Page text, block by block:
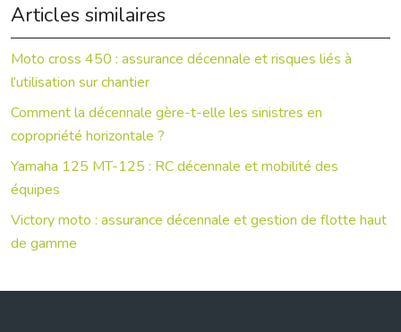
Articles similaires
Moto cross 450 : assurance décennale et risques liés à
l’utilisation sur chantier
Comment la décennale gère-t-elle les sinistres en
copropriété horizontale ?
Yamaha 125 MT-125 : RC décennale et mobilité des
équipes
Victory moto : assurance décennale et gestion de flotte haut
de gamme